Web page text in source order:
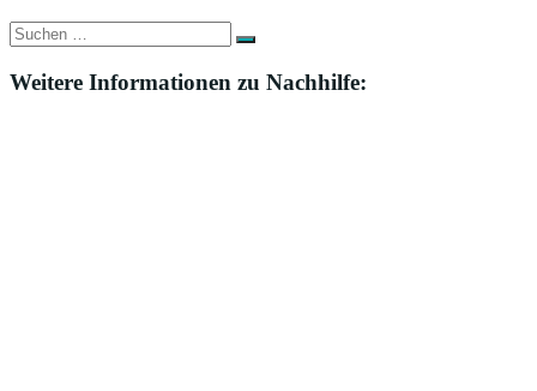
Suche
nach:
Suchen
Weitere Informationen zu Nachhilfe: